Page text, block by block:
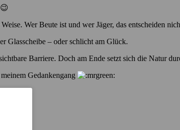
Wer Beute ist und wer Jäger, das entscheiden
Glasscheibe – oder schlicht am Glück.
Barriere. Doch am Ende setzt sich die Natur
Gedankengang